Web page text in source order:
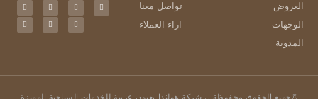
العروض
الوجهات
المدونة
تواصل معنا
اراء العملاء
©جميع الحقوق محفوظة ل شركة هولندا بعيون عربية للخدمات السياحية المميزة